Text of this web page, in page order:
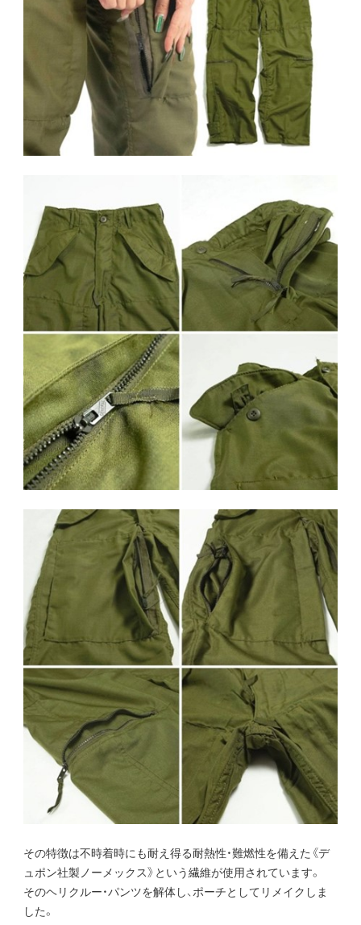
その特徴は不時着時にも耐え得る耐熱性・難燃性を備えた《デ
ュポン社製ノーメックス》という繊維が使用されています。
そのヘリクルー・パンツを解体し、ポーチとしてリメイクしま
した。